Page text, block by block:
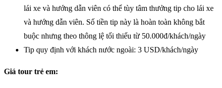
lái xe và hướng dẫn viên có thể tùy tâm thưởng tip cho lái xe
và hướng dẫn viên. Số tiền tip này là hoàn toàn không bắt
buộc nhưng theo thông lệ tối thiểu từ 50.000đ/khách/ngày
Tip quy định với khách nước ngoài: 3 USD/khách/ngày
Giá tour trẻ em: